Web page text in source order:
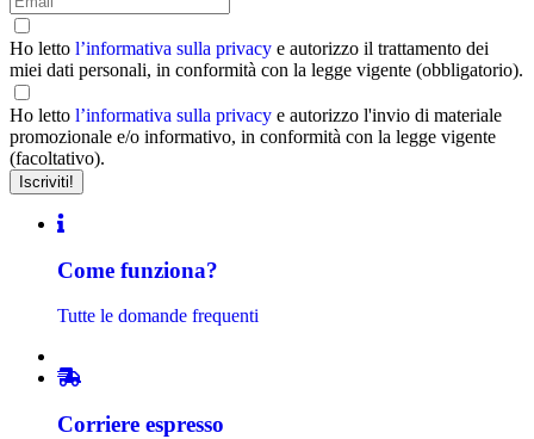
Ho letto l’informativa sulla privacy e autorizzo il trattamento dei
miei dati personali, in conformità con la legge vigente (obbligatorio).
Ho letto l’informativa sulla privacy e autorizzo l'invio di materiale
promozionale e/o informativo, in conformità con la legge vigente
(facoltativo).
Come funziona?
Tutte le domande frequenti
Corriere espresso